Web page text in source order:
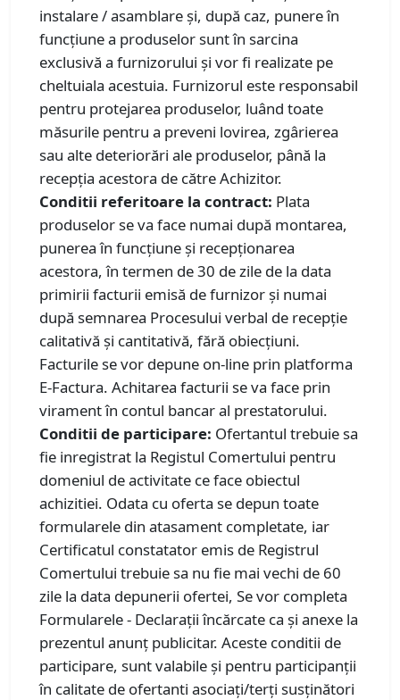
instalare / asamblare şi, după caz, punere în
funcţiune a produselor sunt în sarcina
exclusivă a furnizorului şi vor fi realizate pe
cheltuiala acestuia. Furnizorul este responsabil
pentru protejarea produselor, luând toate
măsurile pentru a preveni lovirea, zgârierea
sau alte deteriorări ale produselor, până la
recepţia acestora de către Achizitor.
Conditii referitoare la contract: Plata
produselor se va face numai după montarea,
punerea în funcțiune şi recepţionarea
acestora, în termen de 30 de zile de la data
primirii facturii emisă de furnizor şi numai
după semnarea Procesului verbal de recepţie
calitativă şi cantitativă, fără obiecțiuni.
Facturile se vor depune on-line prin platforma
E-Factura. Achitarea facturii se va face prin
virament în contul bancar al prestatorului.
Conditii de participare: Ofertantul trebuie sa
fie inregistrat la Registul Comertului pentru
domeniul de activitate ce face obiectul
achizitiei. Odata cu oferta se depun toate
formularele din atasament completate, iar
Certificatul constatator emis de Registrul
Comertului trebuie sa nu fie mai vechi de 60
zile la data depunerii ofertei, Se vor completa
Formularele - Declarații încărcate ca și anexe la
prezentul anunț publicitar. Aceste conditii de
participare, sunt valabile și pentru participanții
în calitate de ofertanti asociați/terţi susţinători